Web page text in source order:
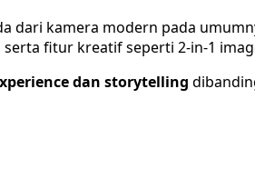
dari kamera modern pada
serta fitur kreatif seperti 2-in-1
dan storytelling